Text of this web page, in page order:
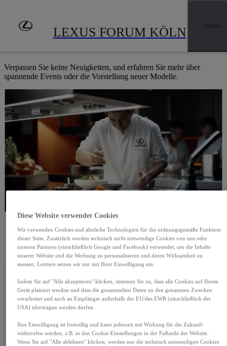
LEXUS FORUM KÖLN
NEWS & EVENTS
Verpassen Sie keine Neuigkeiten, und erfahren Sie mehr über
spannende Events oder die Vorstellung neuer Modelle.
Diese Website verwendet Cookies
Wir verwenden Cookies und ähnliche Technologien für die ordnungsgemäße Funktion
dieser Seite. Zusätzlich werden technisch nicht notwendige Cookies von uns oder
unseren Partnern (einschließlich Google und Facebook) verwendet, um die Inhalte
unserer Website und die Werbung zu personalisieren und deren Wirksamkeit zu
messen. Letztere setzen wir nur mit Ihrer Einwilligung ein.
Indem Sie auf "Alle akzeptieren" klicken, stimmen Sie zu, dass alle Cookies auf Ihrem
Gerät platziert werden und dass die gesammelten Daten zu den genannten Zwecken
verarbeitet und auch an Empfänger außerhalb der EU/des EWR (einschließlich der
USA) übertragen werden dürfen.
Ihre Einwilligung ist freiwillig und kann jederzeit mit Wirkung für die Zukunft
widerrufen werden, z.B. in den Cookie-Einstellungen in der Fußzeile der Website.
Wenn Sie auf "Alle ablehnen" klicken, werden nur die technisch notwendigen Cookies